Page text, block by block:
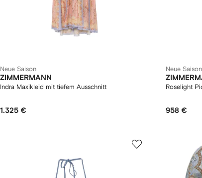
Neue Saison
ZIMMERMANN
Indra Maxikleid mit tiefem Ausschnitt
1.325 €
Neue Saison
Roselight
958 €